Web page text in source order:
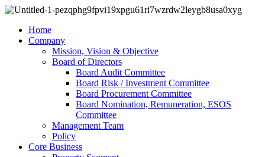
Home
Company
Mission, Vision & Objective
Board of Directors
Board Audit Committee
Board Risk / Investment Committee
Board Procurement Committee
Board Nomination, Remuneration, ESOS
Committee
Management Team
Policy
Core Business